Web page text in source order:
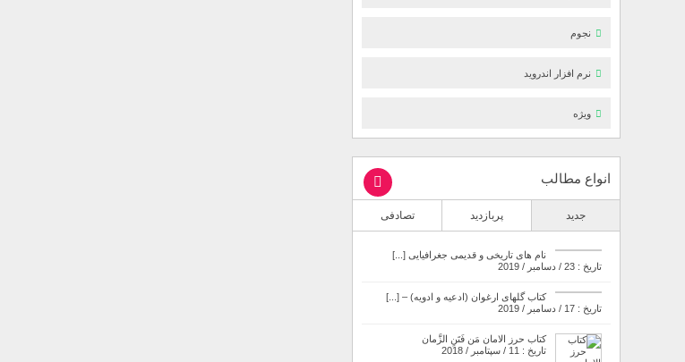
نجوم
نرم افزار اندروید
ویژه
انواع مطالب
جدید پربازدید تصادفی
نام های تاریخی و قدیمی جغرافیایی [...]
تاریخ : 23 / دسامبر / 2019
کتاب گلهای ارغوان (ادعیه و ادویه) – [...]
تاریخ : 17 / دسامبر / 2019
کتاب حرز الامان مَن فَتَنِ الزَّمان
تاریخ : 11 / سپتامبر / 2018